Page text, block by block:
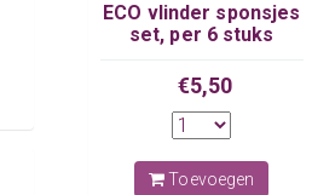
ECO vlinder sponsjes
set, per 6 stuks
€5,50
Toevoegen